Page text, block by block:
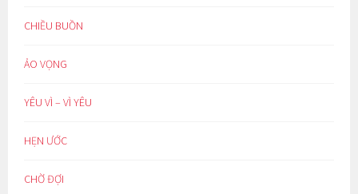
CHIỀU BUỒN
ẢO VỌNG
YÊU VÌ – VÌ YÊU
HẸN ƯỚC
CHỜ ĐỢI